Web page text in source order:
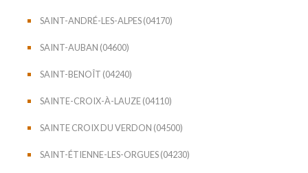
SAINT-ANDRÉ-LES-ALPES (04170)
SAINT-AUBAN (04600)
SAINT-BENOÎT (04240)
SAINTE-CROIX-À-LAUZE (04110)
SAINTE CROIX DU VERDON (04500)
SAINT-ÉTIENNE-LES-ORGUES (04230)